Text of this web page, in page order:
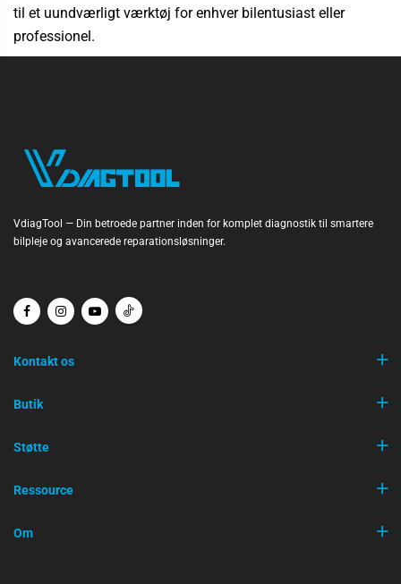
til et uundværligt værktøj for enhver bilentusiast eller
professionel.
VdiagTool — Din betroede partner inden for komplet diagnostik til smartere
bilpleje og avancerede reparationsløsninger.
Kontakt os
Butik
Støtte
Ressource
Om